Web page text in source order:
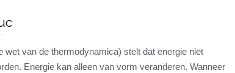
wet van de thermodynamica) stelt dat energie niet
Energie kan alleen van vorm veranderen. Wanneer